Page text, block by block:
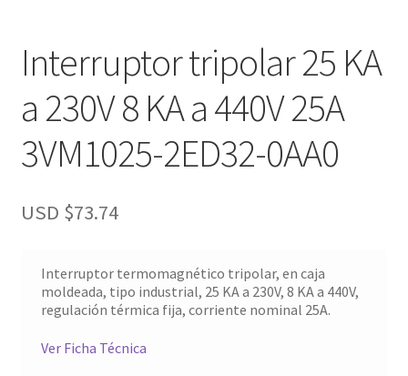
Interruptor tripolar 25 KA
a 230V 8 KA a 440V 25A
3VM1025-2ED32-0AA0
USD $73.74
Interruptor termomagnético tripolar, en caja
moldeada, tipo industrial, 25 KA a 230V, 8 KA a 440V,
regulación térmica fija, corriente nominal 25A.
Ver Ficha Técnica